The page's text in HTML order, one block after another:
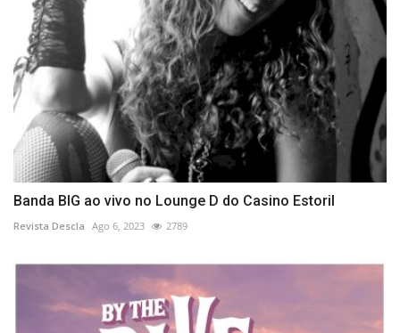
Banda BIG ao vivo no Lounge D do Casino Estoril
Revista Descla Ago 6, 2023 2789